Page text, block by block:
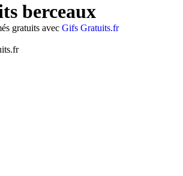
berceaux
gratuits avec Gifs Gratuits.fr